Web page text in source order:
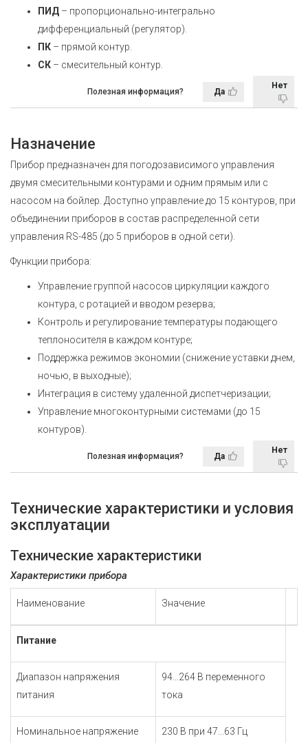
ПИД – пропорционально-интегрально
дифференциальный (регулятор).
ПК – прямой контур.
СК – смесительный контур.
Полезная информация? Да
Нет
Назначение
Прибор предназначен для погодозависимого управления
двумя смесительными контурами и одним прямым или с
насосом на бойлер. Доступно управление до 15 контуров, при
объединении приборов в состав распределенной сети
управления RS-485 (до 5 приборов в одной сети).
Функции прибора:
Управление группой насосов циркуляции каждого
контура, с ротацией и вводом резерва;
Контроль и регулирование температуры подающего
теплоносителя в каждом контуре;
Поддержка режимов экономии (снижение уставки днем,
ночью, в выходные);
Интеграция в систему удаленной диспетчеризации;
Управление многоконтурными системами (до 15
контуров).
Полезная информация? Да
Нет
Технические характеристики и условия
эксплуатации
Технические характеристики
Характеристики прибора
Наименование Значение
Питание
Диапазон напряжения
питания
94...264 В переменного
тока
Номинальное напряжение
230 В при 47...63 Гц